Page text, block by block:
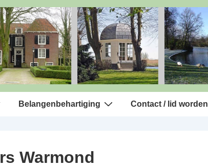
Belangenbehartiging Contact / lid worden
Warmond